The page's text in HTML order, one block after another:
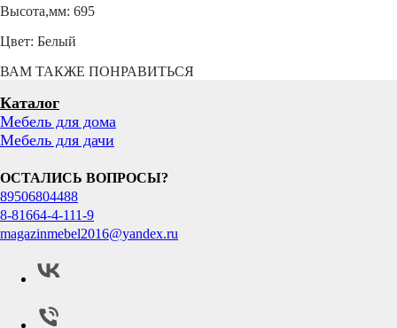
Высота,мм: 695
Цвет: Белый
ВАМ ТАКЖЕ ПОНРАВИТЬСЯ
Каталог
Мебель для дома
Мебель для дачи
ОСТАЛИСЬ ВОПРОСЫ?
89506804488
8-81664-4-111-9
magazinmebel2016@yandex.ru